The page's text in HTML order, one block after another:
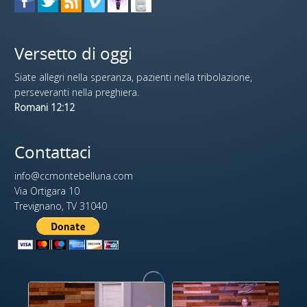
Versetto di oggi
Siate allegri nella speranza, pazienti nella tribolazione,
perseveranti nella preghiera.
Romani 12:12
Contattaci
info@ccmontebelluna.com
Via Ortigara 10
Trevignano, TV 31040